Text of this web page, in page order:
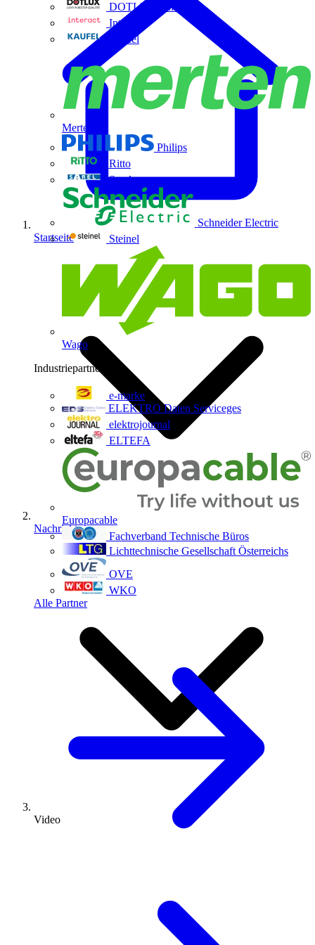
DOTLUX GmbH
Interact
Kaufel
Merten
Philips
Ritto
Sarel
Schneider Electric
Steinel
Wago
Industriepartner
e-marke
ELEKTRO Daten Serviceges
elektrojournal
ELTEFA
Europacable
Fachverband Technische Büros
Lichttechnische Gesellschaft Österreichs
OVE
WKO
Alle Partner
Startseite
Nachrichten
Video